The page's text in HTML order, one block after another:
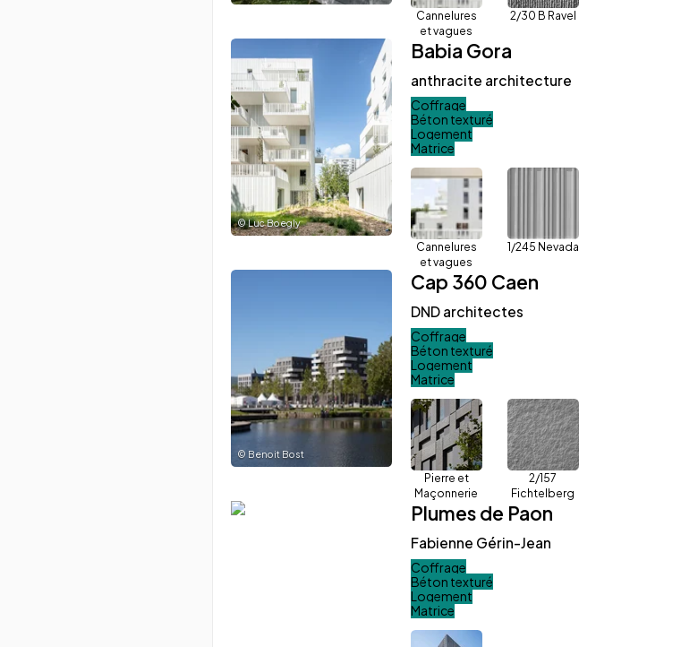
Cannelures
et vagues
2/30 B Ravel
©Luc Boegly
Babia Gora
anthracite architecture
Coffrage
Béton texturé
Logement
Matrice
Cannelures
et vagues
1/245 Nevada
© Benoit Bost
Cap 360 Caen
DND architectes
Coffrage
Béton texturé
Logement
Matrice
Pierre et
Maçonnerie
2/157
Fichtelberg
Plumes de Paon
Fabienne Gérin-Jean
Coffrage
Béton texturé
Logement
Matrice